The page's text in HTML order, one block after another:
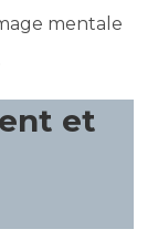
mentale
et